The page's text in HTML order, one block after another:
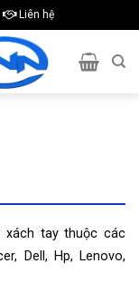
Liên hệ
xách tay thuộc các
Dell, Hp, Lenovo,